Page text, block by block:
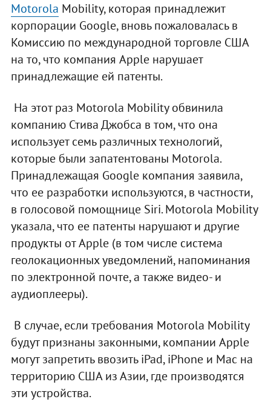
Motorola Mobility, которая принадлежит
корпорации Google, вновь пожаловалась в
Комиссию по международной торговле США
на то, что компания Apple нарушает
принадлежащие ей патенты.
На этот раз Motorola Mobility обвинила
компанию Стива Джобса в том, что она
использует семь различных технологий,
которые были запатентованы Motorola.
Принадлежащая Google компания заявила,
что ее разработки используются, в частности,
в голосовой помощнице Siri. Motorola Mobility
указала, что ее патенты нарушают и другие
продукты от Apple (в том числе система
геолокационных уведомлений, напоминания
по электронной почте, а также видео- и
аудиоплееры).
В случае, если требования Motorola Mobility
будут признаны законными, компании Apple
могут запретить ввозить iPad, iPhone и Mac на
территорию США из Азии, где производятся
эти устройства.